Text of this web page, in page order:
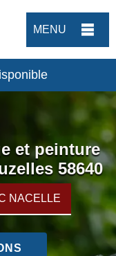
MENU
et peinture
58640
NACELLE